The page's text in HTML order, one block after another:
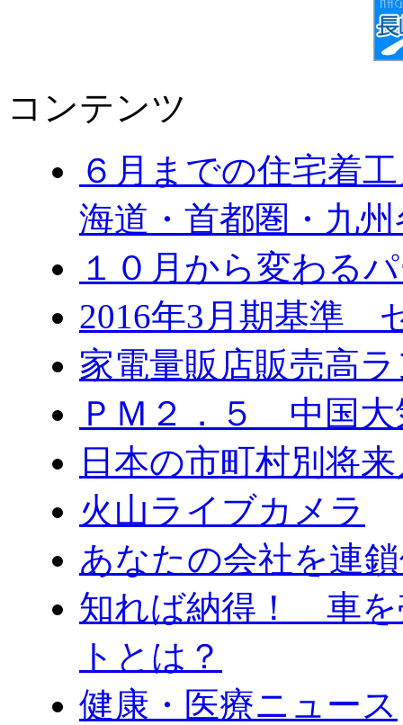
コンテンツ
６月までの住宅着
海道・首都圏・九
１０月から変わ
2016年3月期基準
家電量販店販売高
ＰＭ２．５ 中国大
日本の市町村別将
火山ライブカメラ
あなたの会社を連
知れば納得！ 車を
トとは？
健康・医療ニュース